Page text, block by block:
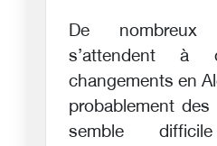
De nombreux
s’attendent à
changements en
probablement
semble